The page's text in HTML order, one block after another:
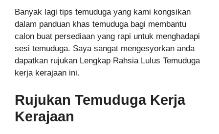
Banyak lagi tips temuduga yang kami kongsikan
dalam panduan khas temuduga bagi membantu
calon buat persediaan yang rapi untuk menghadapi
sesi temuduga. Saya sangat mengesyorkan anda
dapatkan rujukan Lengkap Rahsia Lulus Temuduga
kerja kerajaan ini.
Rujukan Temuduga Kerja
Kerajaan